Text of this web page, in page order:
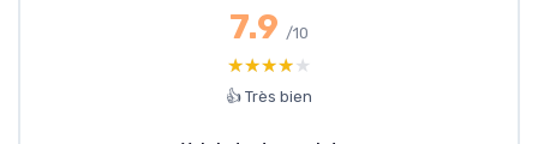
7.9 /10
★★★★★
★★★★★
👍 Très bien